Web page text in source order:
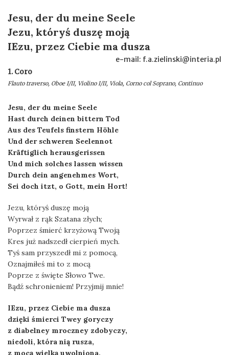
Jesu, der du meine Seele
Jezu, któryś duszę moją
IEzu, przez Ciebie ma dusza
e-mail: f.a.zielinski@interia.pl
1. Coro
Flauto traverso, Oboe I/II, Violino I/II, Viola, Corno col Soprano, Continuo
Jesu, der du meine Seele
Hast durch deinen bittern Tod
Aus des Teufels finstern Höhle
Und der schweren Seelennot
Kräftiglich herausgerissen
Und mich solches lassen wissen
Durch dein angenehmes Wort,
Sei doch itzt, o Gott, mein Hort!
Jezu, któryś duszę moją
Wyrwał z rąk Szatana złych;
Poprzez śmierć krzyżową Twoją
Kres już nadszedł cierpień mych.
Tyś sam przyszedł mi z pomocą,
Oznajmiłeś mi to z mocą
Poprze z święte Słowo Twe.
Bądź schronieniem! Przyjmij mnie!
IEzu, przez Ciebie ma dusza
dzięki śmierci Twey goryczy
z diabelney mroczney zdobyczy,
niedoli, która nią rusza,
z mocą wielką uwolniona,